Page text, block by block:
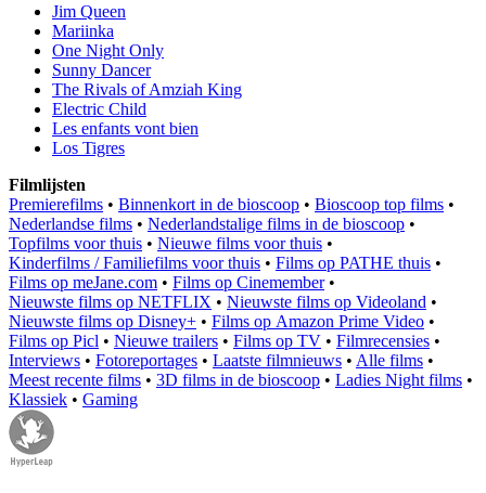
Jim Queen
Mariinka
One Night Only
Sunny Dancer
The Rivals of Amziah King
Electric Child
Les enfants vont bien
Los Tigres
Filmlijsten
Premierefilms • Binnenkort in de bioscoop • Bioscoop top films •
Nederlandse films • Nederlandstalige films in de bioscoop •
Topfilms voor thuis • Nieuwe films voor thuis •
Kinderfilms / Familiefilms voor thuis • Films op PATHE thuis •
Films op meJane.com • Films op Cinemember•
Nieuwste films op NETFLIX • Nieuwste films op Videoland •
Nieuwste films op Disney+ • Films op Amazon Prime Video •
Films op Picl • Nieuwe trailers • Films op TV • Filmrecensies •
Interviews • Fotoreportages • Laatste filmnieuws • Alle films •
Meest recente films • 3D films in de bioscoop • Ladies Night films •
Klassiek • Gaming